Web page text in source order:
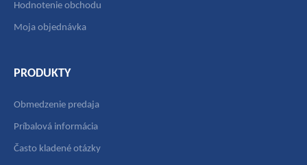
Hodnotenie obchodu
Moja objednávka
PRODUKTY
Obmedzenie predaja
Príbalová informácia
Často kladené otázky